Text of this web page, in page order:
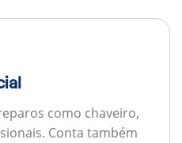
como chaveiro,
Conta também